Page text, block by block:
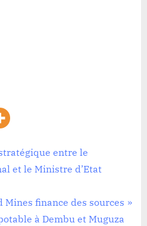
entre le
et le Ministre d’Etat
finance des sources
à Dembu et Muguza